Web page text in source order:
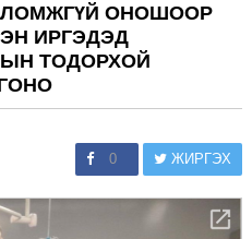
ОНОШООР
ИРГЭДЭД
ТОДОРХОЙ
0 ЖИРГЭХ